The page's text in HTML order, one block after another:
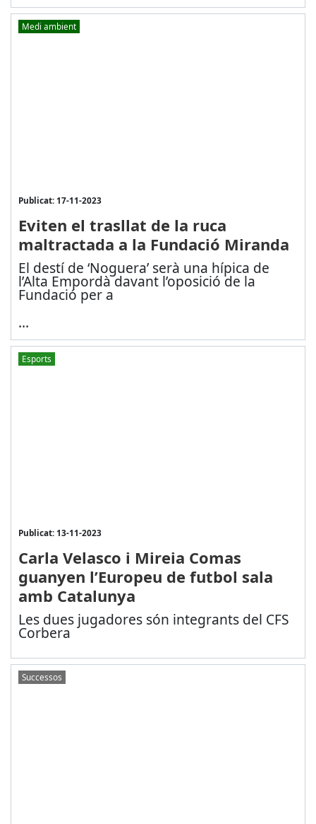
Medi ambient
Publicat: 17-11-2023
Eviten el trasllat de la ruca
maltractada a la Fundació Miranda
El destí de ‘Noguera’ serà una hípica de
l’Alta Empordà davant l’oposició de la
Fundació per a
...
Esports
Publicat: 13-11-2023
Carla Velasco i Mireia Comas
guanyen l’Europeu de futbol sala
amb Catalunya
Les dues jugadores són integrants del CFS
Corbera
Successos